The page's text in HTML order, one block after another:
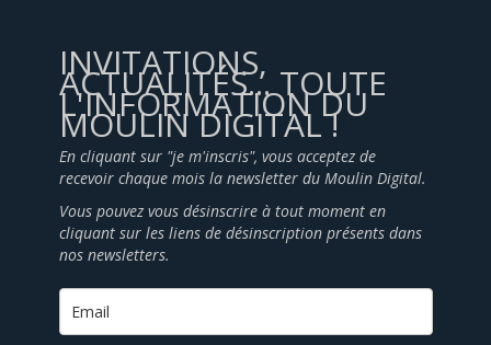
INVITATIONS,
ACTUALITÉS... TOUTE
L'INFORMATION DU
MOULIN DIGITAL !
En cliquant sur "je m'inscris", vous acceptez de
recevoir chaque mois la newsletter du Moulin Digital.
Vous pouvez vous désinscrire à tout moment en
cliquant sur les liens de désinscription présents dans
nos newsletters.